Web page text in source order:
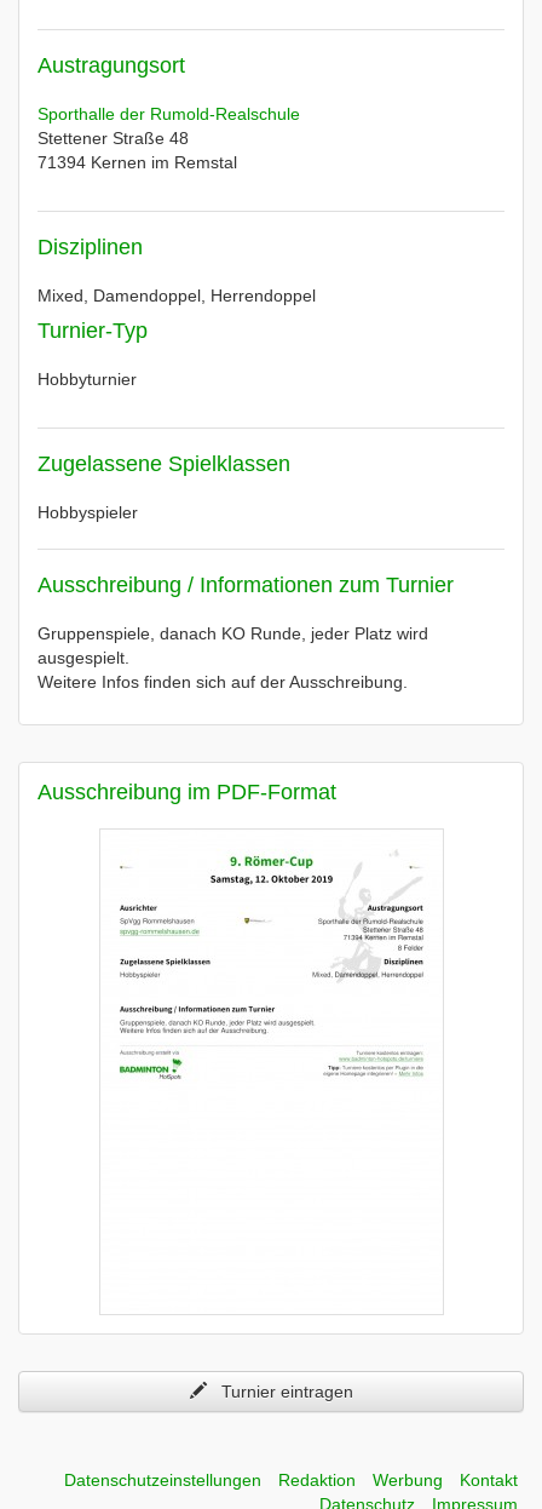
Austragungsort
Sporthalle der Rumold-Realschule
Stettener Straße 48
71394 Kernen im Remstal
Disziplinen
Mixed, Damendoppel, Herrendoppel
Turnier-Typ
Hobbyturnier
Zugelassene Spielklassen
Hobbyspieler
Ausschreibung / Informationen zum Turnier
Gruppenspiele, danach KO Runde, jeder Platz wird
ausgespielt.
Weitere Infos finden sich auf der Ausschreibung.
Ausschreibung im PDF-Format
Turnier eintragen
Datenschutzeinstellungen Redaktion Werbung
Kontakt
Datenschutz
Impressum